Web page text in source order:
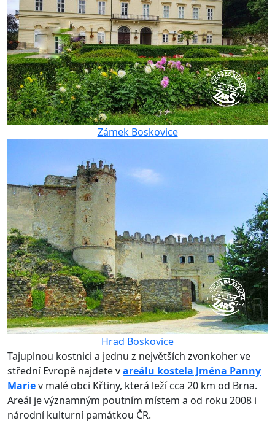
Zámek Boskovice
Hrad Boskovice
Tajuplnou kostnici a jednu z největších zvonkoher ve
střední Evropě najdete vareálu kostela Jména Panny
Mariev malé obci Křtiny, která leží cca 20 km od Brna.
Areál je významným poutním místem a od roku 2008 i
národní kulturní památkou ČR.